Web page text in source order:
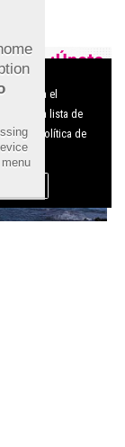
para el
la lista de
nuestra Política de